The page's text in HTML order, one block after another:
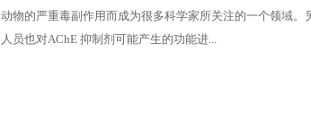
动物的严重毒副作用而成为很多科学家所关注的一个领域
人员也对AChE 抑制剂可能产生的功能进...